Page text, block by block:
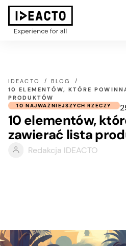
IDEACTO
BLOG
10 ELEMENTÓW, KTÓRE
PRODUKTÓW
10 NAJWAŻNIEJSZYCH RZECZY
10 elementów,
zawierać lista
Redakcja IDEACTO